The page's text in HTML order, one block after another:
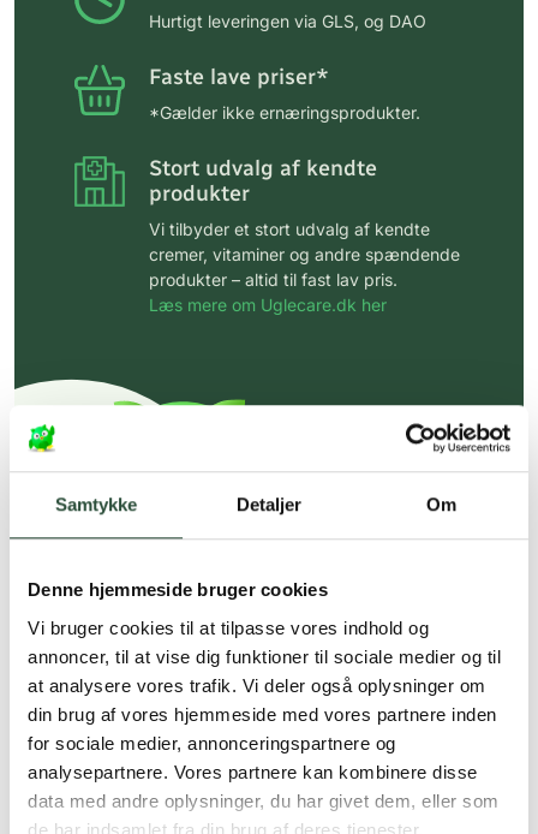
Samtykke Detaljer Om
Denne hjemmeside bruger cookies
Vi bruger cookies til at tilpasse vores indhold og
annoncer, til at vise dig funktioner til sociale medier og til
at analysere vores trafik. Vi deler også oplysninger om
din brug af vores hjemmeside med vores partnere inden
for sociale medier, annonceringspartnere og
analysepartnere. Vores partnere kan kombinere disse
data med andre oplysninger, du har givet dem, eller som
de har indsamlet fra din brug af deres tjenester.
Hurtigt leveringen via GLS, og DAO
Faste lave priser*
*Gælder ikke ernæringsprodukter.
Stort udvalg af kendte
produkter
Vi tilbyder et stort udvalg af kendte
cremer, vitaminer og andre spændende
produkter – altid til fast lav pris.
Læs mere om Uglecare.dk her